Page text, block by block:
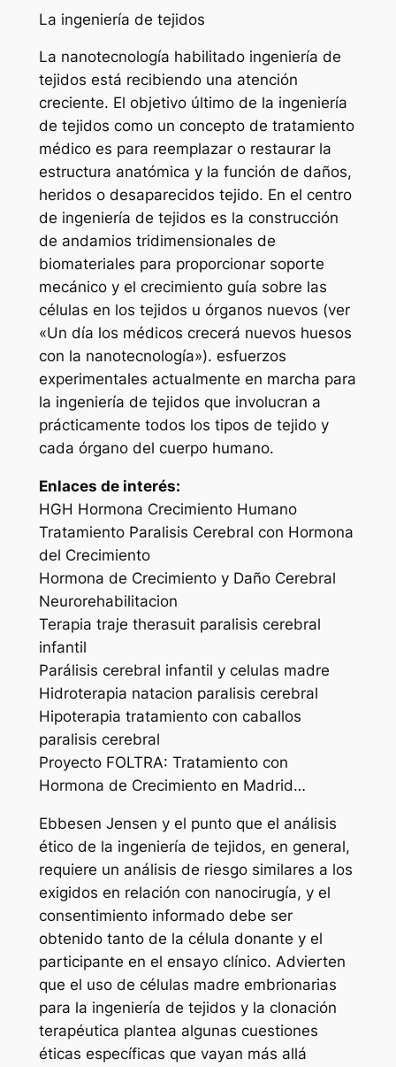
La ingeniería de tejidos
La nanotecnología habilitado ingeniería de
tejidos está recibiendo una atención
creciente. El objetivo último de la ingeniería
de tejidos como un concepto de tratamiento
médico es para reemplazar o restaurar la
estructura anatómica y la función de daños,
heridos o desaparecidos tejido. En el centro
de ingeniería de tejidos es la construcción
de andamios tridimensionales de
biomateriales para proporcionar soporte
mecánico y el crecimiento guía sobre las
células en los tejidos u órganos nuevos (ver
«Un día los médicos crecerá nuevos huesos
con la nanotecnología»). esfuerzos
experimentales actualmente en marcha para
la ingeniería de tejidos que involucran a
prácticamente todos los tipos de tejido y
cada órgano del cuerpo humano.
Enlaces de interés:
HGH Hormona Crecimiento Humano
Tratamiento Paralisis Cerebral con Hormona
del Crecimiento
Hormona de Crecimiento y Daño Cerebral
Neurorehabilitacion
Terapia traje therasuit paralisis cerebral
infantil
Parálisis cerebral infantil y celulas madre
Hidroterapia natacion paralisis cerebral
Hipoterapia tratamiento con caballos
paralisis cerebral
Proyecto FOLTRA: Tratamiento con
Hormona de Crecimiento en Madrid…
Ebbesen Jensen y el punto que el análisis
ético de la ingeniería de tejidos, en general,
requiere un análisis de riesgo similares a los
exigidos en relación con nanocirugía, y el
consentimiento informado debe ser
obtenido tanto de la célula donante y el
participante en el ensayo clínico. Advierten
que el uso de células madre embrionarias
para la ingeniería de tejidos y la clonación
terapéutica plantea algunas cuestiones
éticas específicas que vayan más allá